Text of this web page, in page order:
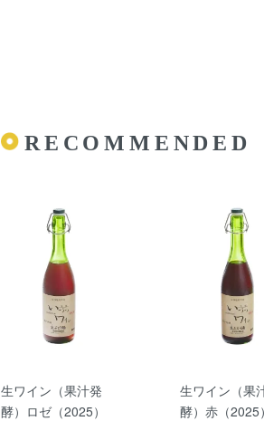
RECOMMENDED
生ワイン（果汁発
酵）ロゼ（2025）
生ワイン（果
酵）赤（2025